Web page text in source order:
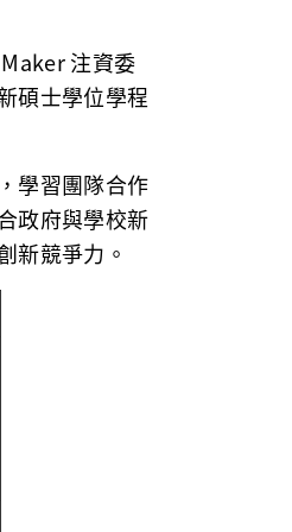
注資委
碩士學位學程
學習團隊合作
政府與學校新
新競爭力。